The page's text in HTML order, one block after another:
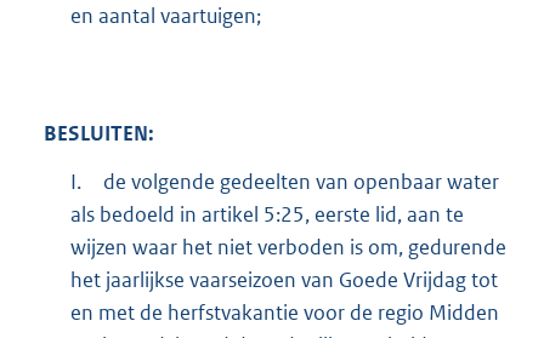
en aantal vaartuigen;
BESLUITEN:
I.
de volgende gedeelten van openbaar water
als bedoeld in artikel 5:25, eerste lid, aan te
wijzen waar het niet verboden is om, gedurende
het jaarlijkse vaarseizoen van Goede Vrijdag tot
en met de herfstvakantie voor de regio Midden